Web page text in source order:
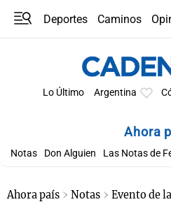
Deportes Caminos
Lo Último Argentina
Ahora
Notas Don Alguien Las Notas de
Ahora país Notas Evento de